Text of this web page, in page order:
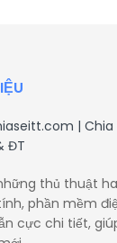
thủ thuật
phần mềm
cực chi tiết,